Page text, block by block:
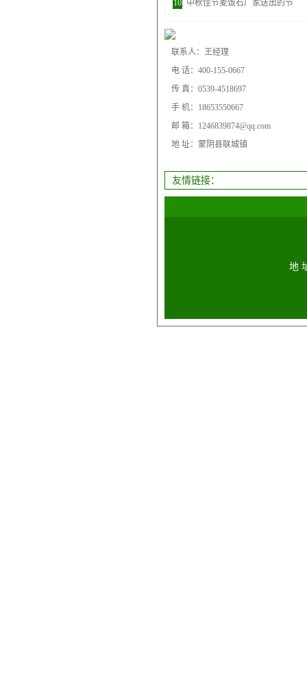
10 中秋佳节麦饭石厂家送出的节
联系人：王经理
电 话：400-155-0667
传 真：0539-4518697
手 机：18653550667
邮 箱：1246839874@qq.com
地 址：蒙阴县联城镇
友情链接：
地